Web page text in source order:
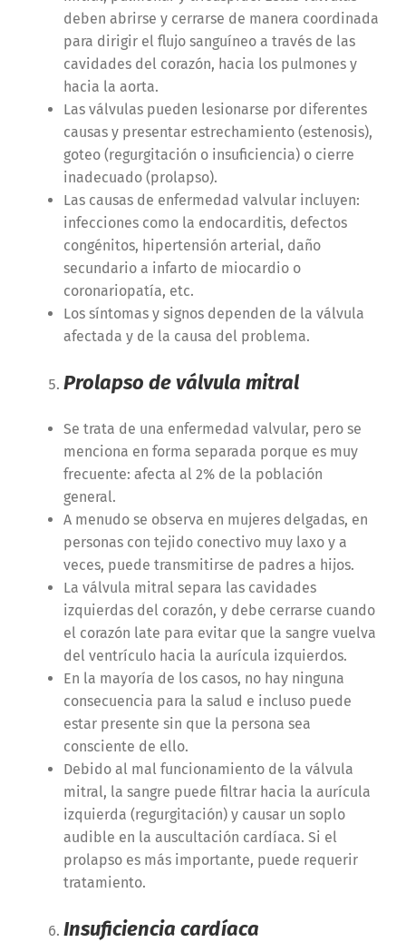
deben abrirse y cerrarse de manera coordinada
para dirigir el flujo sanguíneo a través de las
cavidades del corazón, hacia los pulmones y
hacia la aorta.
Las válvulas pueden lesionarse por diferentes
causas y presentar estrechamiento (estenosis),
goteo (regurgitación o insuficiencia) o cierre
inadecuado (prolapso).
Las causas de enfermedad valvular incluyen:
infecciones como la endocarditis, defectos
congénitos, hipertensión arterial, daño
secundario a infarto de miocardio o
coronariopatía, etc.
Los síntomas y signos dependen de la válvula
afectada y de la causa del problema.
Prolapso de válvula mitral
Se trata de una enfermedad valvular, pero se
menciona en forma separada porque es muy
frecuente: afecta al 2% de la población
general.
A menudo se observa en mujeres delgadas, en
personas con tejido conectivo muy laxo y a
veces, puede transmitirse de padres a hijos.
La válvula mitral separa las cavidades
izquierdas del corazón, y debe cerrarse cuando
el corazón late para evitar que la sangre vuelva
del ventrículo hacia la aurícula izquierdos.
En la mayoría de los casos, no hay ninguna
consecuencia para la salud e incluso puede
estar presente sin que la persona sea
consciente de ello.
Debido al mal funcionamiento de la válvula
mitral, la sangre puede filtrar hacia la aurícula
izquierda (regurgitación) y causar un soplo
audible en la auscultación cardíaca. Si el
prolapso es más importante, puede requerir
tratamiento.
Insuficiencia cardíaca